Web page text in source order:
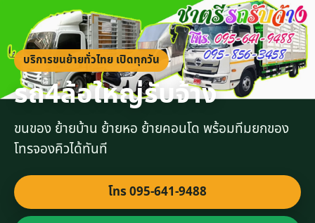
บริการขนย้ายทั่วไทย เปิดทุกวัน
รถ4ล้อใหญ่รับจ้าง
ขนของ ย้ายบ้าน ย้ายหอ ย้ายคอนโด พร้อมทีมยกของ
โทรจองคิวได้ทันที
โทร 095-641-9488